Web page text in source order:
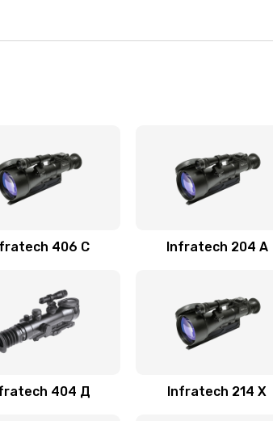
406 С Infratech 204 А
404 Д Infratech 214 Х